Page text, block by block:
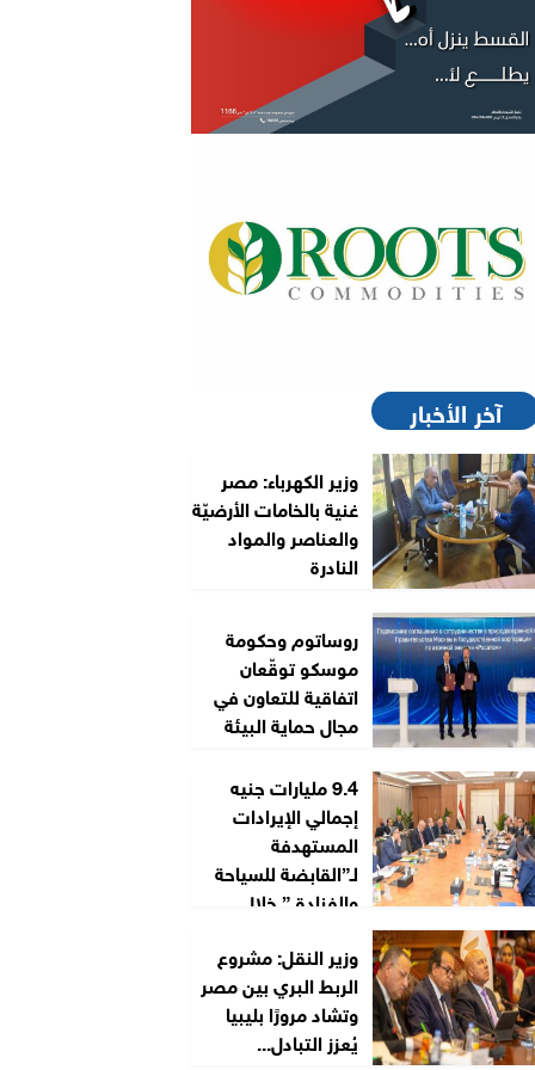
آخر الأخبار
وزير الكهرباء: مصر
غنية بالخامات الأرضيّة
والعناصر والمواد
النادرة
روساتوم وحكومة
موسكو توقّعان
اتفاقية للتعاون في
مجال حماية البيئة
9.4 مليارات جنيه
إجمالي الإيرادات
المستهدفة
لـ”القابضة للسياحة
والفنادق” خلال
وزير النقل: مشروع
الربط البري بين مصر
وتشاد مرورًا بليبيا
يُعزز التبادل...